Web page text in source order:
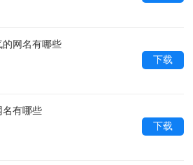
的网名有哪些
下载
名有哪些
下载